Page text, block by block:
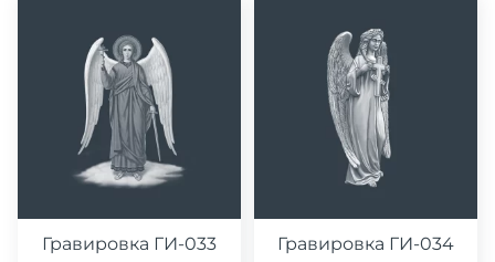
Гравировка ГИ-033 Гравировка ГИ-034